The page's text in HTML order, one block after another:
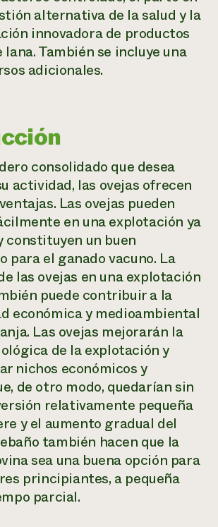
un
alternativa de la salud y la
innovadora de productos
También se incluye una
adicionales.
consolidado que desea
actividad, las ovejas ofrecen
Las ovejas pueden
en una explotación ya
constituyen un buen
para el ganado vacuno. La
las ovejas en una explotación
puede contribuir a la
económica y medioambiental
Las ovejas mejorarán la
de la explotación y
nichos económicos y
de otro modo, quedarían sin
relativamente pequeña
y el aumento gradual del
también hacen que la
sea una buena opción para
principiantes, a pequeña
parcial.